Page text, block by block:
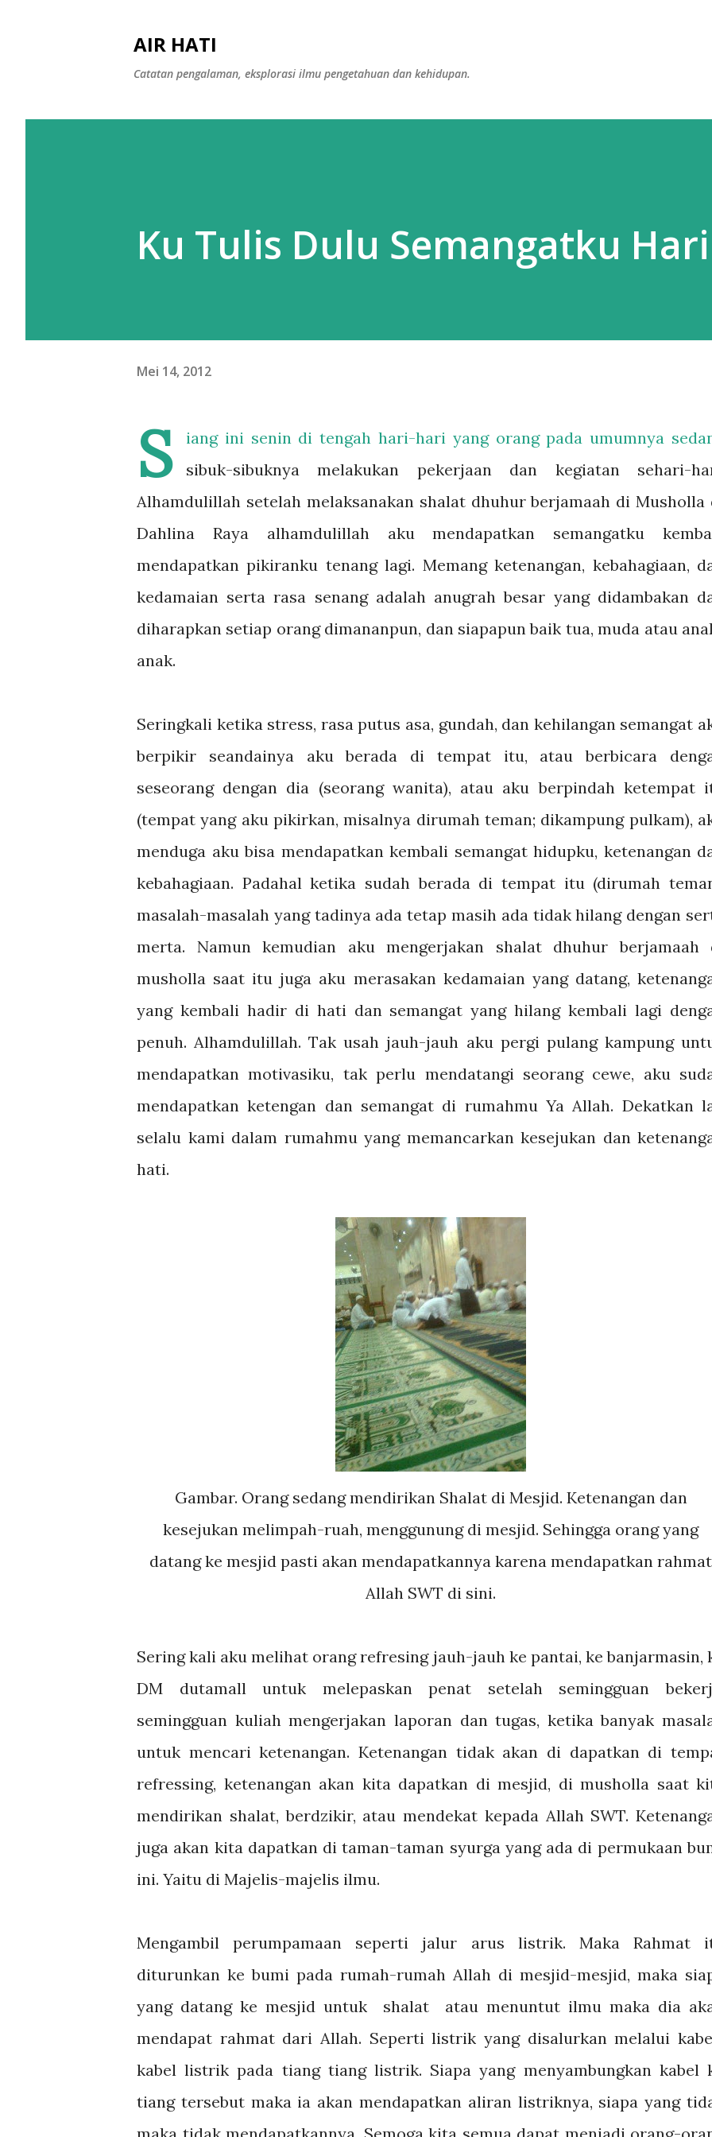
AIR HATI
Catatan pengalaman, eksplorasi ilmu pengetahuan dan kehidupan.
Ku Tulis Dulu Semangatku
Mei 14, 2012
S
iang ini senin di tengah hari-hari yang orang pada umumnya
sibuk-sibuknya melakukan pekerjaan dan kegiatan sehari-
Alhamdulillah setelah melaksanakan shalat dhuhur berjamaah di Musholla
Dahlina Raya alhamdulillah aku mendapatkan semangatku
mendapatkan pikiranku tenang lagi. Memang ketenangan, kebahagiaan,
kedamaian serta rasa senang adalah anugrah besar yang didambakan
diharapkan setiap orang dimananpun, dan siapapun baik tua, muda atau
anak.
Seringkali ketika stress, rasa putus asa, gundah, dan kehilangan semangat
berpikir seandainya aku berada di tempat itu, atau berbicara
seseorang dengan dia (seorang wanita), atau aku berpindah ketempat
(tempat yang aku pikirkan, misalnya dirumah teman; dikampung pulkam),
menduga aku bisa mendapatkan kembali semangat hidupku, ketenangan
kebahagiaan. Padahal ketika sudah berada di tempat itu (dirumah
masalah-masalah yang tadinya ada tetap masih ada tidak hilang dengan
merta. Namun kemudian aku mengerjakan shalat dhuhur berjamaah
musholla saat itu juga aku merasakan kedamaian yang datang,
yang kembali hadir di hati dan semangat yang hilang kembali lagi
penuh. Alhamdulillah. Tak usah jauh-jauh aku pergi pulang kampung
mendapatkan motivasiku, tak perlu mendatangi seorang cewe, aku
mendapatkan ketengan dan semangat di rumahmu Ya Allah. Dekatkan
selalu kami dalam rumahmu yang memancarkan kesejukan dan
hati.
Gambar. Orang sedang mendirikan Shalat di Mesjid. Ketenangan dan
kesejukan melimpah-ruah, menggunung di mesjid. Sehingga orang yang
datang ke mesjid pasti akan mendapatkannya karena mendapatkan rahmat
Allah SWT di sini.
Sering kali aku melihat orang refresing jauh-jauh ke pantai, ke banjarmasin,
DM dutamall untuk melepaskan penat setelah semingguan
semingguan kuliah mengerjakan laporan dan tugas, ketika banyak
untuk mencari ketenangan. Ketenangan tidak akan di dapatkan di
refressing, ketenangan akan kita dapatkan di mesjid, di musholla saat
mendirikan shalat, berdzikir, atau mendekat kepada Allah SWT.
juga akan kita dapatkan di taman-taman syurga yang ada di permukaan
ini. Yaitu di Majelis-majelis ilmu.
Mengambil perumpamaan seperti jalur arus listrik. Maka Rahmat
diturunkan ke bumi pada rumah-rumah Allah di mesjid-mesjid, maka
yang datang ke mesjid untuk shalat atau menuntut ilmu maka dia
mendapat rahmat dari Allah. Seperti listrik yang disalurkan melalui
kabel listrik pada tiang tiang listrik. Siapa yang menyambungkan kabel
tiang tersebut maka ia akan mendapatkan aliran listriknya, siapa yang